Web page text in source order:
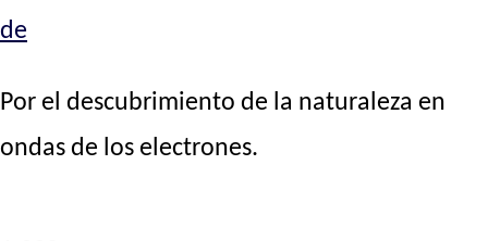
de
Por el descubrimiento de la naturaleza en
ondas de los electrones.